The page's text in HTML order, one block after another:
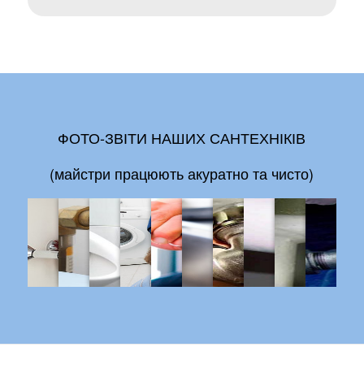
ФОТО-ЗВІТИ НАШИХ САНТЕХНІКІВ
(майстри працюють акуратно та чисто)